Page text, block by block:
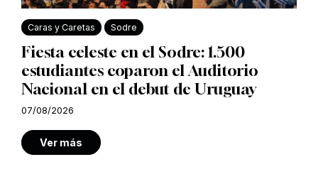
Caras y Caretas Sodre
Fiesta celeste en el Sodre: 1.500
estudiantes coparon el Auditorio
Nacional en el debut de Uruguay
07/08/2026
Ver más